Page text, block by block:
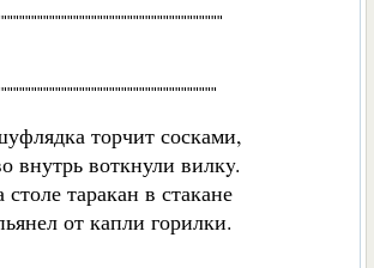
торчит сосками,
внутрь воткнули вилкy.
столе таракан в стакане
от капли горилки.